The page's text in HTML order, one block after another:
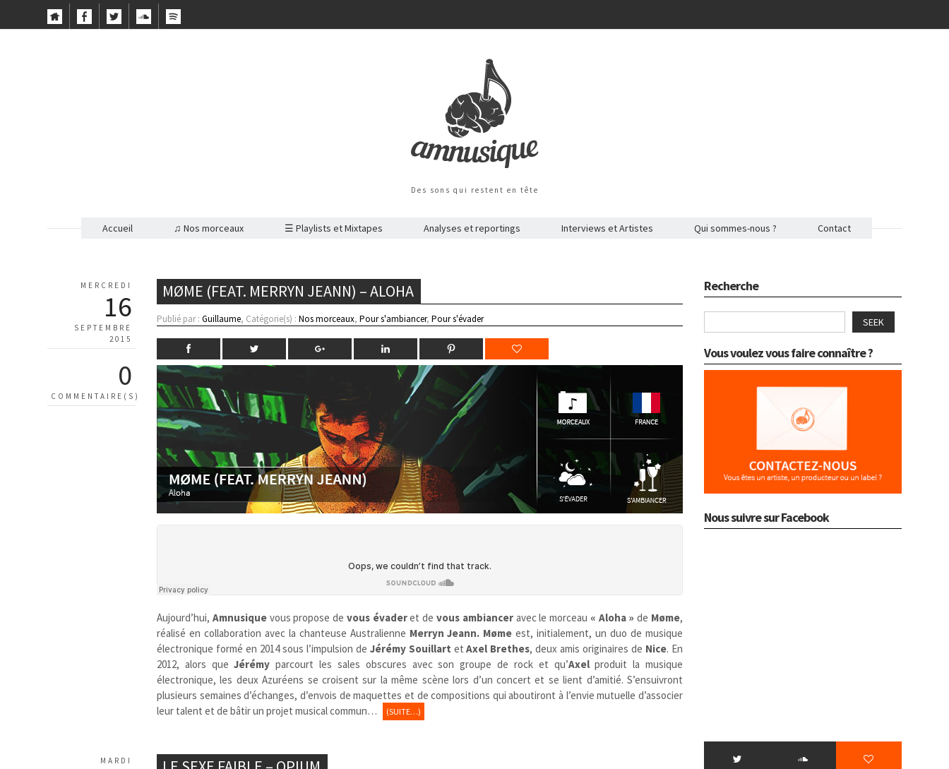
Des sons qui restent en tête
Accueil ♫ Nos morceaux ☰ Playlists et Mixtapes Analyses et reportings Interviews et Artistes Qui sommes-nous ? Contact
MERCREDI
16
SEPTEMBRE
2015
0
COMMENTAIRE(S)
MØME (FEAT. MERRYN JEANN) – ALOHA
Publié par :Guillaume, Catégorie(s) :Nos morceaux,Pour s'ambiancer,Pour s'évader
Aujourd’hui, Amnusiquevous propose de vous évaderet devous ambianceravec le morceau « Aloha » de Møme,
réalisé en collaboration avec la chanteuse Australienne Merryn Jeann. Mømeest, initialement, un duo de musique
électronique formé en 2014 sous l’impulsion de Jérémy Souillart etAxel Brethes, deux amis originaires de Nice. En
2012, alors queJérémy parcourt les sales obscures avec son groupe de rock et qu’Axelproduit la musique
électronique, les deux Azuréens se croisent sur la même scène lors d’un concert et se lient d’amitié. S’ensuivront
plusieurs semaines d’échanges, d’envois de maquettes et de compositions qui aboutiront à l’envie mutuelle d’associer
leur talent et de bâtir un projet musical commun…
(SUITE…)
MARDI
Recherche
SEEK
Vous voulez vous faire connaître ?
Nous suivre sur Facebook